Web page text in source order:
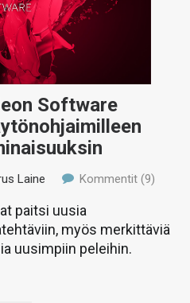
Software
Laine Kommentit (9)
paitsi uusia
myös merkittäviä
uusimpiin peleihin.